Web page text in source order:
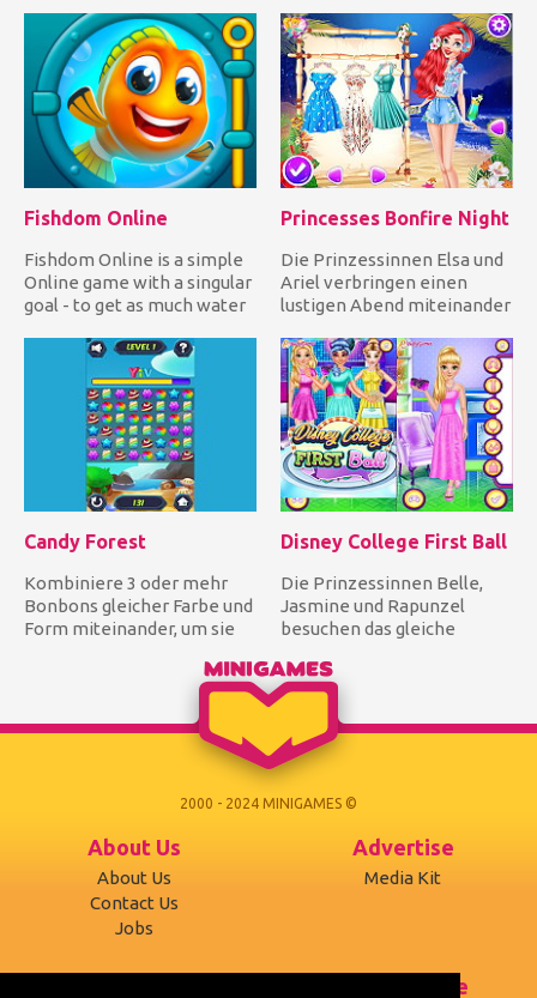
Fishdom Online
Fishdom Online is a simple
Online game with a singular
goal - to get as much water
Princesses Bonfire Night
Die Prinzessinnen Elsa und
Ariel verbringen einen
lustigen Abend miteinander
Candy Forest
Kombiniere 3 oder mehr
Bonbons gleicher Farbe und
Form miteinander, um sie
Disney College First Ball
Die Prinzessinnen Belle,
Jasmine und Rapunzel
besuchen das gleiche
der e...
2000 - 2024 MINIGAMES ©
About Us
About Us
Contact Us
Jobs
Advertise
Media Kit
Terms of use